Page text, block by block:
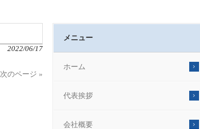
2022/06/17
次のページ »
メニュー
ホーム
代表挨拶
会社概要